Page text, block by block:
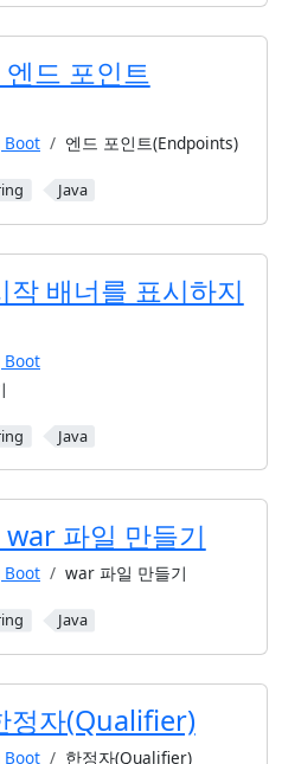
드 포인트
Boot 엔드 포인트(Endpoints)
Java
배너를 표시하지
Boot
Java
파일 만들기
Boot war 파일 만들기
Java
정자(Qualifier)
Boot 한정자(Qualifier)